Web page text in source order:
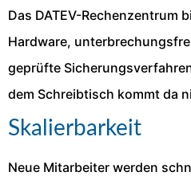
Das DATEV-Rechenzentrum
Hardware,
geprüfte
dem Schreibtisch kommt da
Skalierbarkeit
Neue Mitarbeiter werden